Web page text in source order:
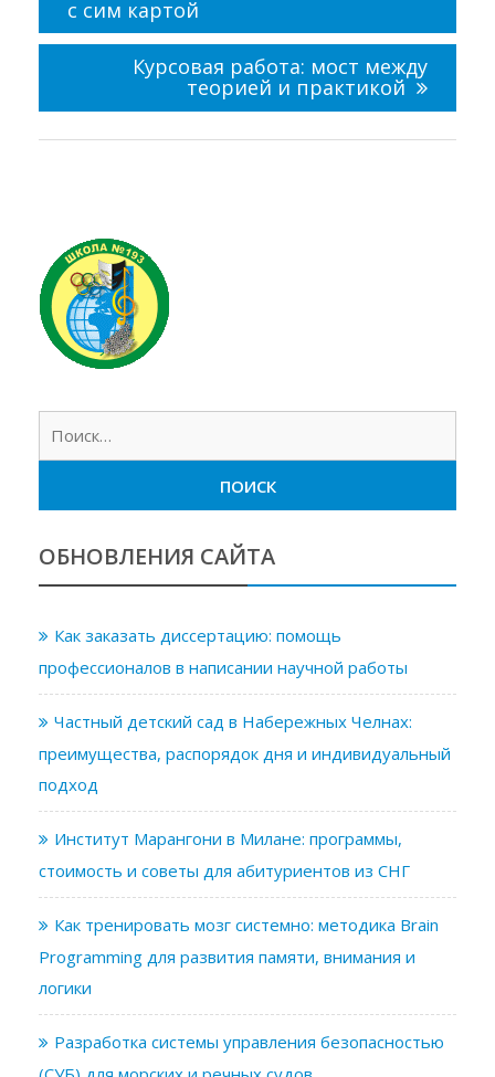
с сим картой
Курсовая работа: мост между
теорией и практикой
ОБНОВЛЕНИЯ САЙТА
Как заказать диссертацию: помощь
профессионалов в написании научной работы
Частный детский сад в Набережных Челнах:
преимущества, распорядок дня и индивидуальный
подход
Институт Марангони в Милане: программы,
стоимость и советы для абитуриентов из СНГ
Как тренировать мозг системно: методика Brain
Programming для развития памяти, внимания и
логики
Разработка системы управления безопасностью